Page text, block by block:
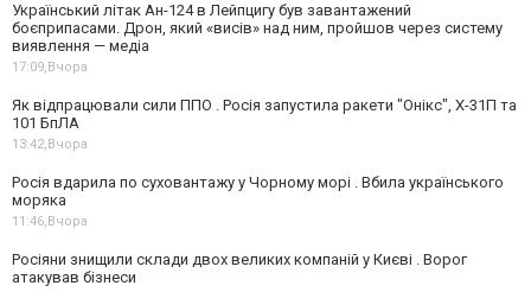
Український літак Ан-124 в Лейпцигу був завантажений
боєприпасами. Дрон, який «висів» над ним, пройшов через систему
виявлення — медіа
17:09,Вчора
Як відпрацювали сили ППО . Росія запустила ракети "Онікс", Х-31П та
101 БпЛА
13:42,Вчора
Росія вдарила по суховантажу у Чорному морі . Вбила українського
моряка
11:46,Вчора
Росіяни знищили склади двох великих компаній у Києві . Ворог
атакував бізнеси